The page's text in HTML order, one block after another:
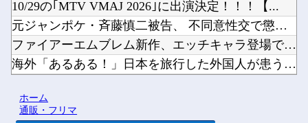
10/29の｢MTV VMAJ 2026｣に出演決定！！！【...
元ジャンポケ・斉藤慎二被告、 不同意性交で懲役7年求刑→X民...
ファイアーエムブレム新作、エッチキャラ登場で始まる他
海外「あるある！」日本を旅行した外国人が患う新たな症状「日本...
【にじさんじ】宇佐美の筋肉すっご他
ホーム
通販・フリマ